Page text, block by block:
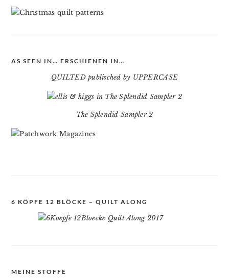
AS SEEN IN… ERSCHIENEN IN…
QUILTED publisched by UPPERCASE
The Splendid Sampler 2
6 KÖPFE 12 BLÖCKE – QUILT ALONG
MEINE STOFFE